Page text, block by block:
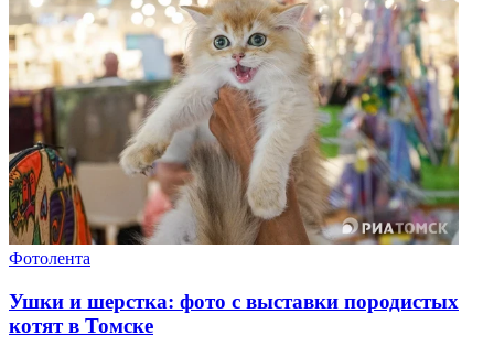
Фотолента
Ушки и шерстка: фото с выставки породистых
котят в Томске